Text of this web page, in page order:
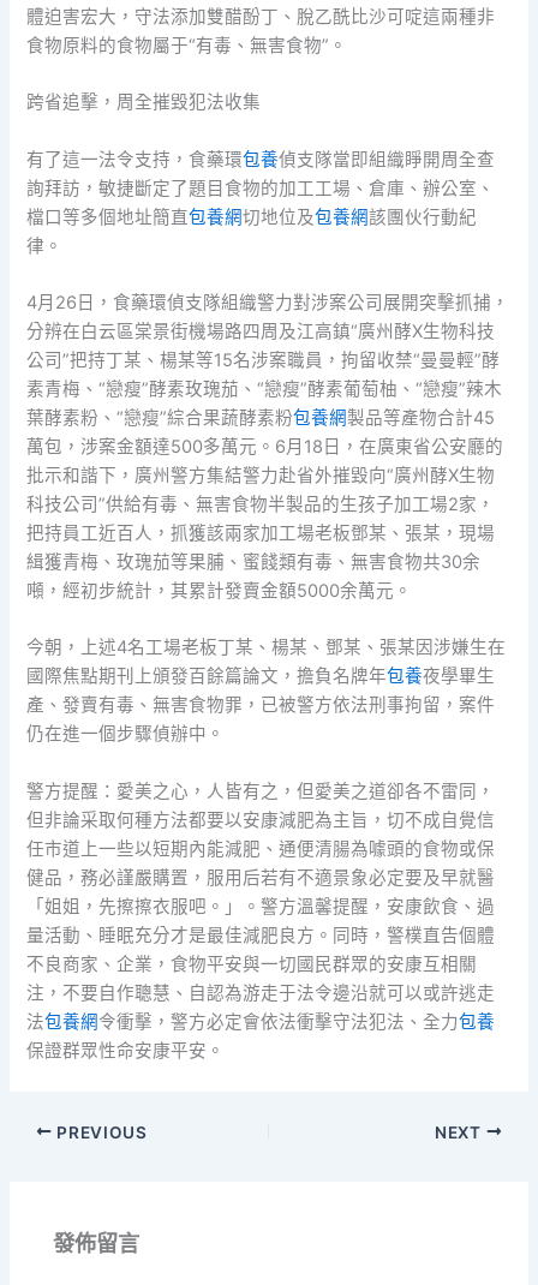
體迫害宏大，守法添加雙醋酚丁、脫乙酰比沙可啶這兩種非
食物原料的食物屬于“有毒、無害食物”。
跨省追擊，周全摧毀犯法收集
有了這一法令支持，食藥環包養偵支隊當即組織睜開周全查
詢拜訪，敏捷斷定了題目食物的加工工場、倉庫、辦公室、
檔口等多個地址簡直包養網切地位及包養網該團伙行動紀
律。
4月26日，食藥環偵支隊組織警力對涉案公司展開突擊抓捕，
分辨在白云區棠景街機場路四周及江高鎮“廣州酵X生物科技
公司”把持丁某、楊某等15名涉案職員，拘留收禁“曼曼輕”酵
素青梅、“戀瘦”酵素玫瑰茄、“戀瘦”酵素葡萄柚、“戀瘦”辣木
葉酵素粉、“戀瘦”綜合果蔬酵素粉包養網製品等產物合計45
萬包，涉案金額達500多萬元。6月18日，在廣東省公安廳的
批示和諧下，廣州警方集結警力赴省外摧毀向“廣州酵X生物
科技公司”供給有毒、無害食物半製品的生孩子加工場2家，
把持員工近百人，抓獲該兩家加工場老板鄧某、張某，現場
緝獲青梅、玫瑰茄等果脯、蜜餞類有毒、無害食物共30余
噸，經初步統計，其累計發賣金額5000余萬元。
今朝，上述4名工場老板丁某、楊某、鄧某、張某因涉嫌生在
國際焦點期刊上頒發百餘篇論文，擔負名牌年包養夜學畢生
產、發賣有毒、無害食物罪，已被警方依法刑事拘留，案件
仍在進一個步驟偵辦中。
警方提醒：愛美之心，人皆有之，但愛美之道卻各不雷同，
但非論采取何種方法都要以安康減肥為主旨，切不成自覺信
任市道上一些以短期內能減肥、通便清腸為噱頭的食物或保
健品，務必謹嚴購置，服用后若有不適景象必定要及早就醫
「姐姐，先擦擦衣服吧。」。警方溫馨提醒，安康飲食、過
量活動、睡眠充分才是最佳減肥良方。同時，警樸直告個體
不良商家、企業，食物平安與一切國民群眾的安康互相關
注，不要自作聰慧、自認為游走于法令邊沿就可以或許逃走
法包養網令衝擊，警方必定會依法衝擊守法犯法、全力包養
保證群眾性命安康平安。
PREVIOUS NEXT
發佈留言